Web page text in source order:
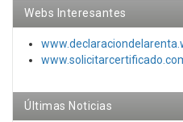
Webs Interesantes
Últimas Noticias